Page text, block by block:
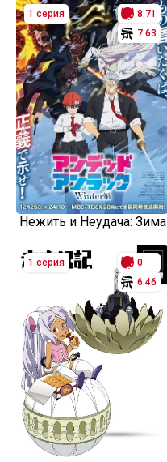
1 серия
8.71
7.63
Нежить и Неудача: Зима
1 серия
0
6.46